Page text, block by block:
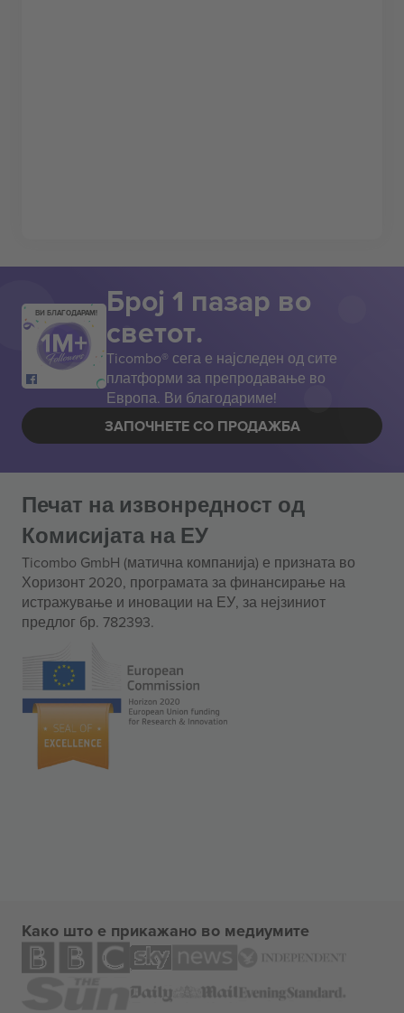
ВИ БЛАГОДАРАМ! Број 1 пазар во
светот.
Ticombo® сега е најследен од сите
платформи за препродавање во
Европа. Ви благодариме!
ЗАПОЧНЕТЕ СО ПРОДАЖБА
Печат на извонредност од
Комисијата на ЕУ
Ticombo GmbH (матична компанија) е призната во
Хоризонт 2020, програмата за финансирање на
истражување и иновации на ЕУ, за нејзиниот
предлог бр. 782393.
Како што е прикажано во медиумите